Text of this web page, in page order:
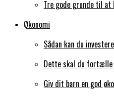
Tre gode grunde til
Økonomi
Sådan kan du
Dette skal du fortælle
Giv dit barn en god